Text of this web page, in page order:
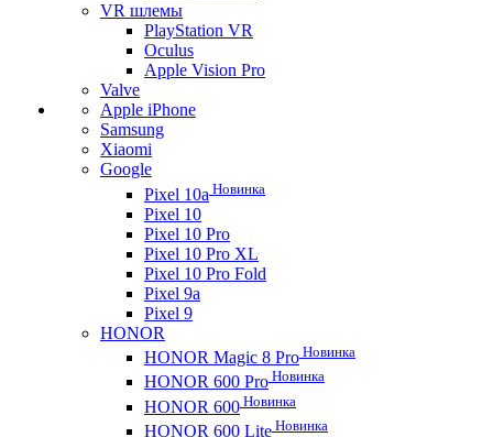
VR шлемы
PlayStation VR
Oculus
Apple Vision Pro
Valve
Apple iPhone
Samsung
Xiaomi
Google
Pixel 10a Новинка
Pixel 10
Pixel 10 Pro
Pixel 10 Pro XL
Pixel 10 Pro Fold
Pixel 9a
Pixel 9
HONOR
HONOR Magic 8 Pro Новинка
HONOR 600 Pro Новинка
HONOR 600 Новинка
HONOR 600 Lite Новинка